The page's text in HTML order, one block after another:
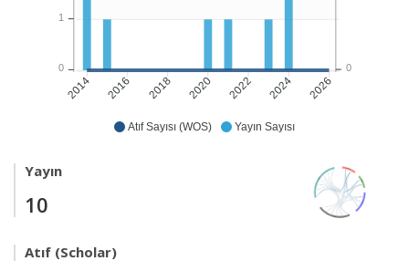
Atıf Sayısı (WOS) Yayın Sayısı
2014 2016 2018 2020 2022 2024 2026
0
1
0
Yayın
10
Atıf (Scholar)